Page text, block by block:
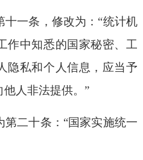
一条，修改为：“统计机
作中知悉的国家秘密、工
隐私和个人信息，应当予
人非法提供。”
二十条：“国家实施统一